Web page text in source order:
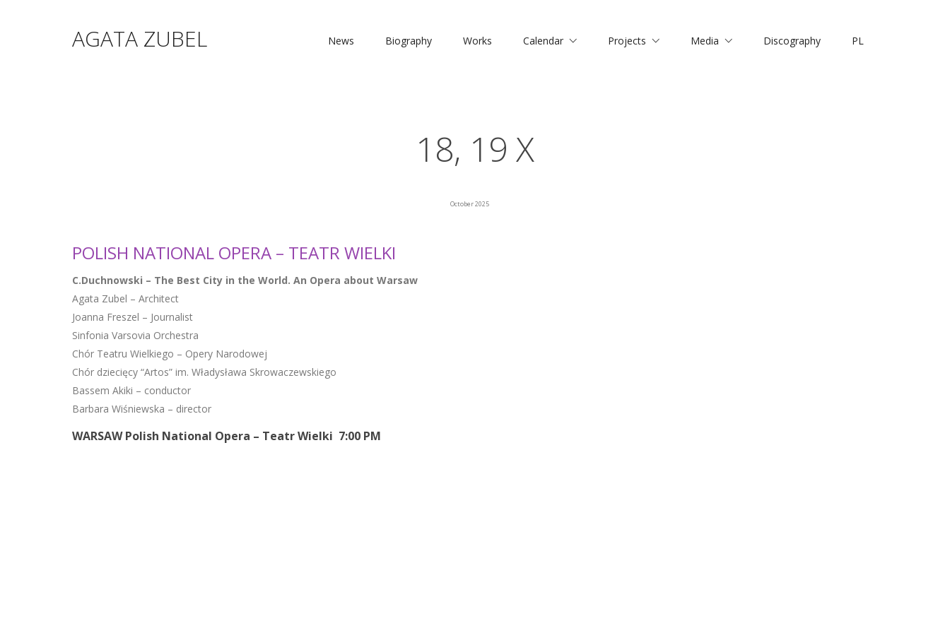
AGATA ZUBEL News Biography Works Calendar Projects Media Discography PL
18, 19 X
October 2025
POLISH NATIONAL OPERA – TEATR WIELKI
C.Duchnowski – The Best City in the World. An Opera about Warsaw
Agata Zubel – Architect
Joanna Freszel – Journalist
Sinfonia Varsovia Orchestra
Chór Teatru Wielkiego – Opery Narodowej
Chór dziecięcy “Artos” im. Władysława Skrowaczewskiego
Bassem Akiki – conductor
Barbara Wiśniewska – director
WARSAW Polish National Opera – Teatr Wielki 7:00 PM